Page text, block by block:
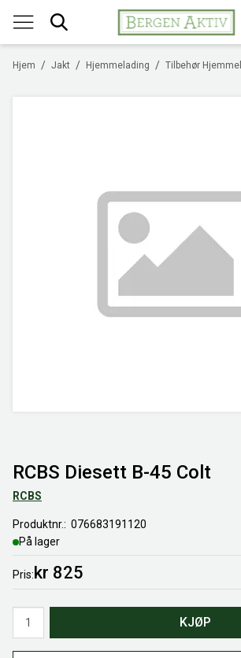
/
Hjem /
Jakt /
Hjemmelading Tilbehør
RCBS Diesett B-45 Colt
RCBS
Produktnr.
076683191120
På lager
Pris kr 825
KJØP